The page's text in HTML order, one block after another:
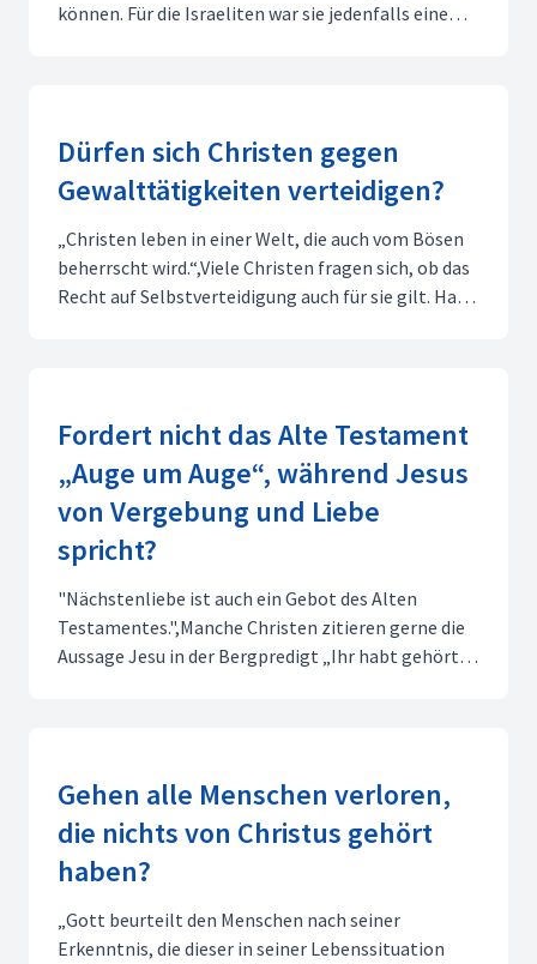
können. Für die Israeliten war sie jedenfalls eine
Dürfen sich Christen gegen
Gewalttätigkeiten verteidigen?
„Christen leben in einer Welt, die auch vom Bösen
beherrscht wird.“,Viele Christen fragen sich, ob das
Recht auf Selbstverteidigung auch für sie gilt. Hat
Fordert nicht das Alte Testament
„Auge um Auge“, während Jesus
von Vergebung und Liebe
spricht?
"Nächstenliebe ist auch ein Gebot des Alten
Testamentes.",Manche Christen zitieren gerne die
Aussage Jesu in der Bergpredigt „Ihr habt gehört,
Gehen alle Menschen verloren,
die nichts von Christus gehört
haben?
„Gott beurteilt den Menschen nach seiner
Erkenntnis, die dieser in seiner Lebenssituation